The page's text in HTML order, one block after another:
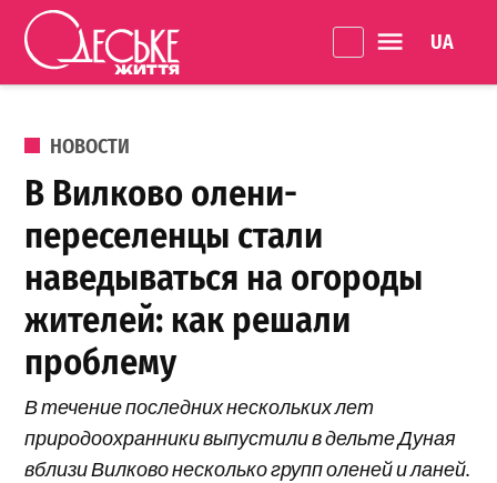
Перейти к содержанию
життя
ОПУБЛИКОВАНО В
НОВОСТИ
В Вилково олени-
переселенцы стали
наведываться на огороды
жителей: как решали
проблему
В течение последних нескольких лет
природоохранники выпустили в дельте Дуная
вблизи Вилково несколько групп оленей и ланей.